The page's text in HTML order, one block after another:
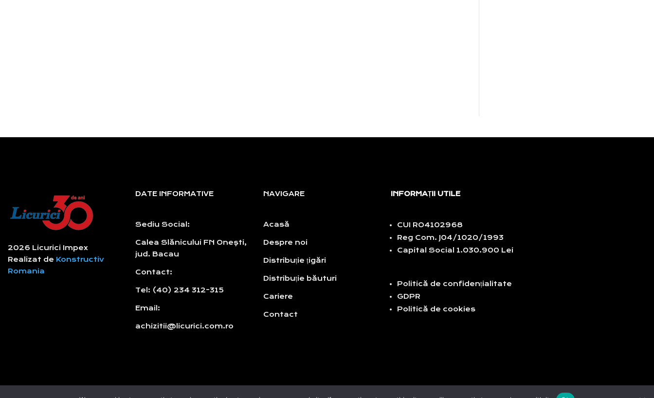
2026 Licurici Impex
Realizat de Konstructiv
Romania
DATE INFORMATIVE
Sediu Social:
Calea Slănicului FN Onești,
jud. Bacau
Contact:
Tel: (40) 234 312-315
Email:
achizitii@licurici.com.ro
NAVIGARE
Acasă
Despre noi
Distribuție țigări
Distribuție băuturi
Cariere
Contact
INFORMAȚII UTILE
CUI RO4102968
Reg Com. J04/1020/1993
Capital Social 1.030.900 Lei
Politică de confidențialitate
GDPR
Politică de cookies